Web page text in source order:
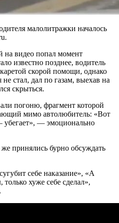
малолитражки началось
видео попал момент
известно позднее, водитель
скорой помощи, однако
стал, дал по газам, выехав на
скрыться.
погоню, фрагмент которой
мимо автолюбитель: «Вот
— эмоционально
принялись бурно обсуждать
себе наказание», «А
хуже себе сделал»,